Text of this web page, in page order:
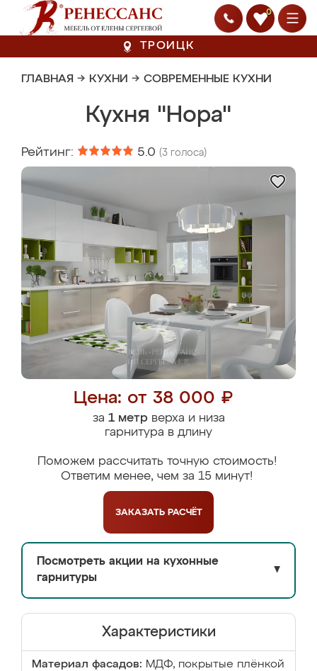
0
ТРОИЦК
ГЛАВНАЯ → КУХНИ → СОВРЕМЕННЫЕ КУХНИ
Кухня "Нора"
Рейтинг: 5.0 (3 голоса)
Цена: от 38 000 ₽
за 1 метрверха и низа
гарнитура в длину
Поможем рассчитать точную стоимость!
Ответим менее, чем за 15 минут!
ЗАКАЗАТЬ РАСЧЁТ
Посмотреть акции на кухонные
гарнитуры
▼
Характеристики
Материал фасадов: МДФ, покрытые плёнкой